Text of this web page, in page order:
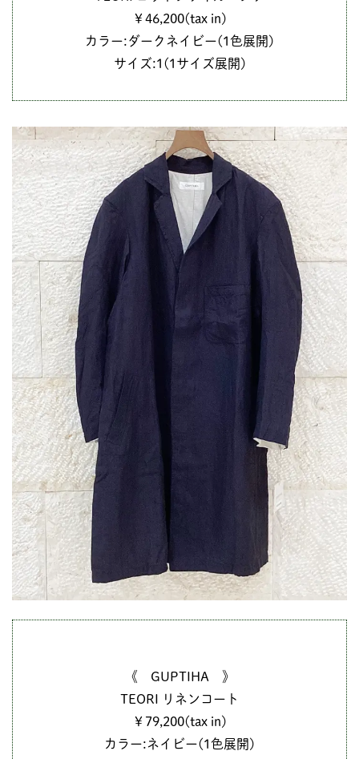
￥46,200(tax in)
カラー:ダークネイビー(1色展開)
サイズ:1(1サイズ展開)
《 GUPTIHA 》
TEORI リネンコート
￥79,200(tax in)
カラー:ネイビー(1色展開)